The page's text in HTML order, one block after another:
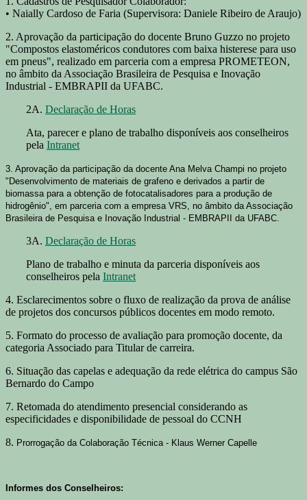
• Naially Cardoso de Faria (Supervisora: Daniele Ribeiro de Araujo)
2. Aprovação da participação do docente Bruno Guzzo no projeto
"Compostos elastoméricos condutores com baixa histerese para uso
em pneus", realizado em parceria com a empresa PROMETEON,
no âmbito da Associação Brasileira de Pesquisa e Inovação
Industrial - EMBRAPII da UFABC.
2A. Declaração de Horas
Ata, parecer e plano de trabalho disponíveis aos conselheiros
pela Intranet
3. Aprovação da participação da docente Ana Melva Champi no projeto
"Desenvolvimento de materiais de grafeno e derivados a partir de
biomassa para a obtenção de fotocatalisadores para a produção de
hidrogênio", em parceria com a empresa VRS, no âmbito da Associação
Brasileira de Pesquisa e Inovação Industrial - EMBRAPII da UFABC.
3A. Declaração de Horas
Plano de trabalho e minuta da parceria disponíveis aos
conselheiros pela Intranet
4. Esclarecimentos sobre o fluxo de realização da prova de análise
de projetos dos concursos públicos docentes em modo remoto.
5. Formato do processo de avaliação para promoção docente, da
categoria Associado para Titular de carreira.
6. Situação das capelas e adequação da rede elétrica do campus São
Bernardo do Campo
7. Retomada do atendimento presencial considerando as
especificidades e disponibilidade de pessoal do CCNH
8. Prorrogação da Colaboração Técnica - Klaus Werner Capelle
Informes dos Conselheiros: